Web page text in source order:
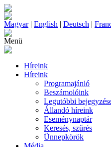
Magyar| English | Deutsch |
Menü
Híreink
Híreink
Programajánló
Beszámolóink
Legutóbbi
Állandó híreink
Eseménynaptár
Keresés, szűrés
Ünnepkörök